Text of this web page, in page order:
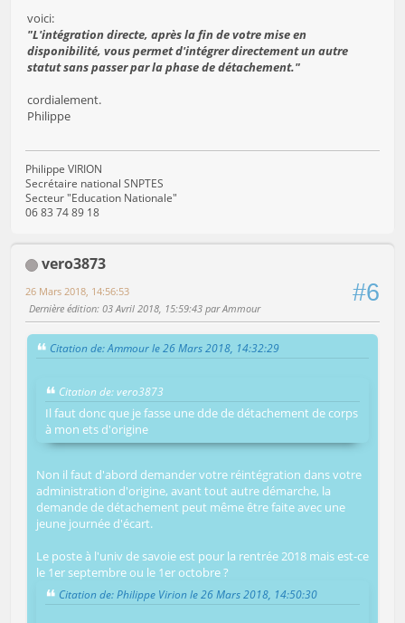
voici:
"L'intégration directe, après la fin de votre mise en
disponibilité, vous permet d'intégrer directement un autre
statut sans passer par la phase de détachement."
cordialement.
Philippe
Philippe VIRION
Secrétaire national SNPTES
Secteur "Education Nationale"
06 83 74 89 18
vero3873
#6
26 Mars 2018, 14:56:53
Dernière édition: 03 Avril 2018, 15:59:43 par Ammour
Citation de: Ammour le 26 Mars 2018, 14:32:29
Citation de: vero3873
Il faut donc que je fasse une dde de détachement de corps
à mon ets d'origine
Non il faut d'abord demander votre réintégration dans votre
administration d'origine, avant tout autre démarche, la
demande de détachement peut même être faite avec une
jeune journée d'écart.
Le poste à l'univ de savoie est pour la rentrée 2018 mais est-ce
le 1er septembre ou le 1er octobre ?
Citation de: Philippe Virion le 26 Mars 2018, 14:50:30